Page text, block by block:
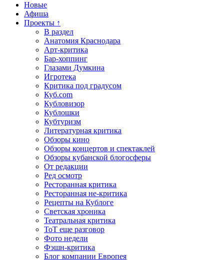
Новые
Афиша
Проекты ↑
В раздел
Анатомия Краснодара
Арт-критика
Бар-хоппинг
Глазами Думкина
Игротека
Критика под градусом
Куб.com
Кубловизор
Кублошки
Кубтуризм
Литературная критика
Обзоры кино
Обзоры концертов и спектаклей
Обзоры кубанской блогосферы
От редакции
Ред осмотр
Ресторанная критика
Ресторанная не-критика
Рецепты на Кублоге
Светская хроника
Театральная критика
ТоТ еще разговор
Фото недели
Фэшн-критика
Блог компании Европея